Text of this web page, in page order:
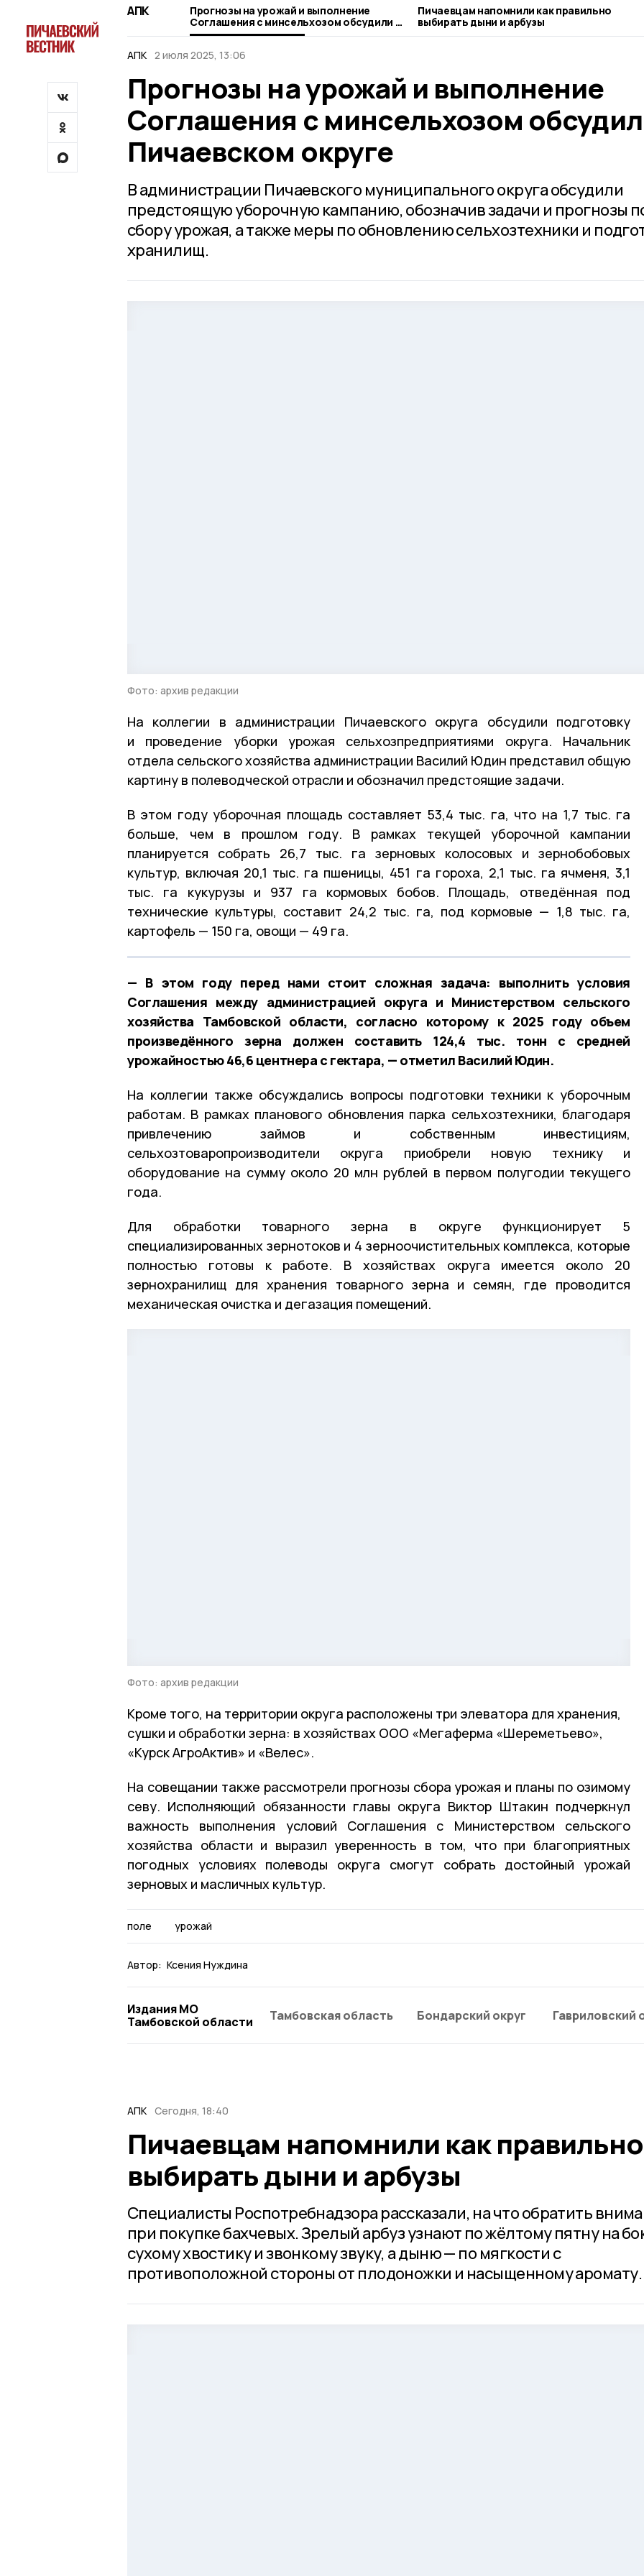
АПК
Прогнозы на урожай и выполнение
Соглашения с минсельхозом обсудили в
Пичаевском округе
Пичаевцам напомнили как правильно
выбирать дыни и арбузы
АПК 2 июля 2025, 13:06
Прогнозы на урожай и выполнение
Соглашения с минсельхозом
Пичаевском округе
В администрации Пичаевского муниципального округа обсудили
предстоящую уборочную кампанию, обозначив задачи и прогнозы
сбору урожая, а также меры по обновлению сельхозтехники и
хранилищ.
Фото: архив редакции
На коллегии в администрации Пичаевского округа обсудили подготовку
и проведение уборки урожая сельхозпредприятиями округа. Начальник
отдела сельского хозяйства администрации Василий Юдин представил общую
картину в полеводческой отрасли и обозначил предстоящие задачи.
В этом году уборочная площадь составляет 53,4 тыс. га, что на 1,7 тыс. га
больше, чем в прошлом году. В рамках текущей уборочной кампании
планируется собрать 26,7 тыс. га зерновых колосовых и зернобобовых
культур, включая 20,1 тыс. га пшеницы, 451 га гороха, 2,1 тыс. га ячменя, 3,1
тыс. га кукурузы и 937 га кормовых бобов. Площадь, отведённая под
технические культуры, составит 24,2 тыс. га, под кормовые — 1,8 тыс. га,
картофель — 150 га, овощи — 49 га.
— В этом году перед нами стоит сложная задача: выполнить условия
Соглашения между администрацией округа и Министерством сельского
хозяйства Тамбовской области, согласно которому к 2025 году объем
произведённого зерна должен составить 124,4 тыс. тонн с средней
урожайностью 46,6 центнера с гектара, — отметил Василий Юдин.
На коллегии также обсуждались вопросы подготовки техники к уборочным
работам. В рамках планового обновления парка сельхозтехники, благодаря
привлечению займов и собственным инвестициям,
сельхозтоваропроизводители округа приобрели новую технику и
оборудование на сумму около 20 млн рублей в первом полугодии текущего
года.
Для обработки товарного зерна в округе функционирует 5
специализированных зернотоков и 4 зерноочистительных комплекса, которые
полностью готовы к работе. В хозяйствах округа имеется около 20
зернохранилищ для хранения товарного зерна и семян, где проводится
механическая очистка и дегазация помещений.
Фото: архив редакции
Кроме того, на территории округа расположены три элеватора для хранения,
сушки и обработки зерна: в хозяйствах ООО «Мегаферма «Шереметьево»,
«Курск АгроАктив» и «Велес».
На совещании также рассмотрели прогнозы сбора урожая и планы по озимому
севу. Исполняющий обязанности главы округа Виктор Штакин подчеркнул
важность выполнения условий Соглашения с Министерством сельского
хозяйства области и выразил уверенность в том, что при благоприятных
погодных условиях полеводы округа смогут собрать достойный урожай
зерновых и масличных культур.
поле урожай
Автор: Ксения Нуждина
Издания МО
Тамбовской области
Тамбовская область Бондарский округ Гавриловский
АПК Сегодня, 18:40
Пичаевцам напомнили как правильно
выбирать дыни и арбузы
Специалисты Роспотребнадзора рассказали, на что обратить
при покупке бахчевых. Зрелый арбуз узнают по жёлтому пятну на
сухому хвостику и звонкому звуку, а дыню — по мягкости с
противоположной стороны от плодоножки и насыщенному аромату.